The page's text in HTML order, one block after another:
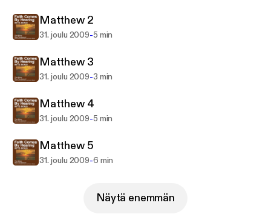
the New Testament in their heart language.
Matthew 2
31. joulu 2009-5 min
Matthew 3
31. joulu 2009-3 min
Matthew 4
31. joulu 2009-5 min
Matthew 5
31. joulu 2009-6 min
Näytä enemmän